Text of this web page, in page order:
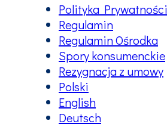
Polityka Prywatności
Regulamin
Regulamin Ośrodka
Spory konsumenckie
Rezygnacja z umowy
Polski
English
Deutsch